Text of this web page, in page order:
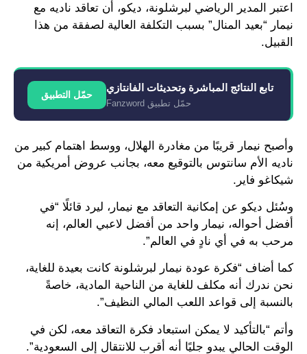
اعتبر المدير الرياضي لبرشلونة، ديكو، أن تعاقد ناديه مع
نيمار “بعيد المنال” بسبب التكلفة العالية لصفقة من هذا
القبيل.
تابع النتائج المباشرة وتحديثات الفانتازي
حمّل تطبيق Fanzword
حمّل التطبيق
وأصبح نيمار قريبًا من مغادرة الهلال، ووسط اهتمام كبير من
ناديه الأم سانتوس بالتوقيع معه، بجانب عروض أمريكية من
شيكاغو فاير.
وسُئل ديكو عن إمكانية التعاقد مع نيمار، ليرد قائلًا “في
أفضل أحواله، نيمار واحد من أفضل لاعبي العالم، إنه
مرحب به في أي نادٍ في العالم”.
كما أضاف “فكرة عودة نيمار لبرشلونة كانت بعيدة للغاية،
نحن ندرك أنه مكلف للغاية من الناحية المادية، خاصةً
بالنسبة إلى قواعد اللعب المالي النظيف”.
وأتم “بالتأكيد لا يمكن استبعاد فكرة التعاقد معه، لكن في
الوقت الحالي يبدو جليًا أنه أقرب للانتقال إلى السعودية”.